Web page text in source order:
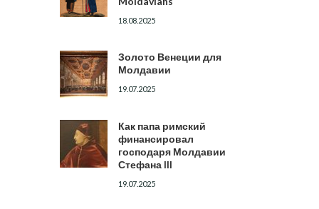
18.08.2025
Золото Венеции для
Молдавии
19.07.2025
Как папа римский
финансировал
господаря Молдавии
Стефана III
19.07.2025